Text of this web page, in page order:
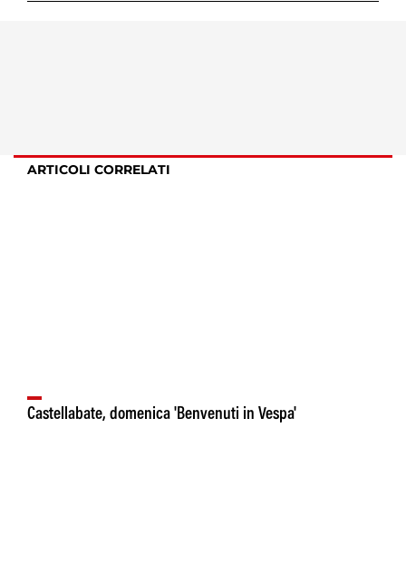
ARTICOLI CORRELATI
Castellabate, domenica 'Benvenuti in Vespa'